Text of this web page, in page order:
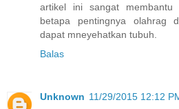
artikel ini sangat
betapa pentingnya olahrag
dapat mneyehatkan tubuh.
Balas
Unknown 11/29/2015 12:12